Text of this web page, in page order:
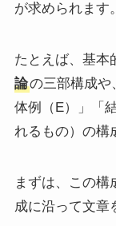
が求められます。
たとえば、基本
論の三部構成や
体例（E）」「
れるもの）の構
まずは、この構
成に沿って文章